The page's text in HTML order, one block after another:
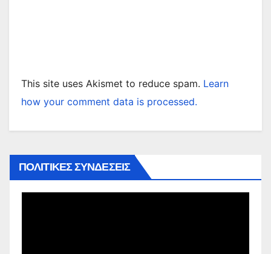
This site uses Akismet to reduce spam. Learn
how your comment data is processed.
ΠΟΛΙΤΙΚΕΣ ΣΥΝΔΕΣΕΙΣ